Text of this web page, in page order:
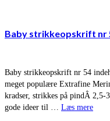
Baby strikkeopskrift nr
Baby strikkeopskrift nr 54
meget populære Extrafine
kradser, strikkes på pindÂ 2,5-
gode ideer til … Læs mere